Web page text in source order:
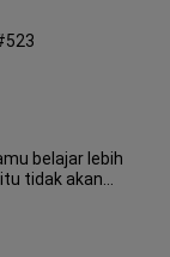
belajar lebih
tidak akan